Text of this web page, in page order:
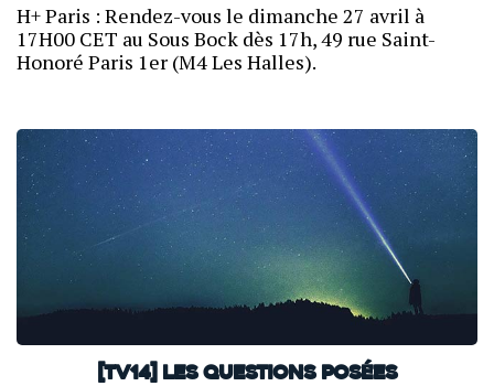
H+ Paris : Rendez-vous le dimanche 27 avril à
17H00 CET au Sous Bock dès 17h, 49 rue Saint-
Honoré Paris 1er (M4 Les Halles).
[TV14] Les questions posées